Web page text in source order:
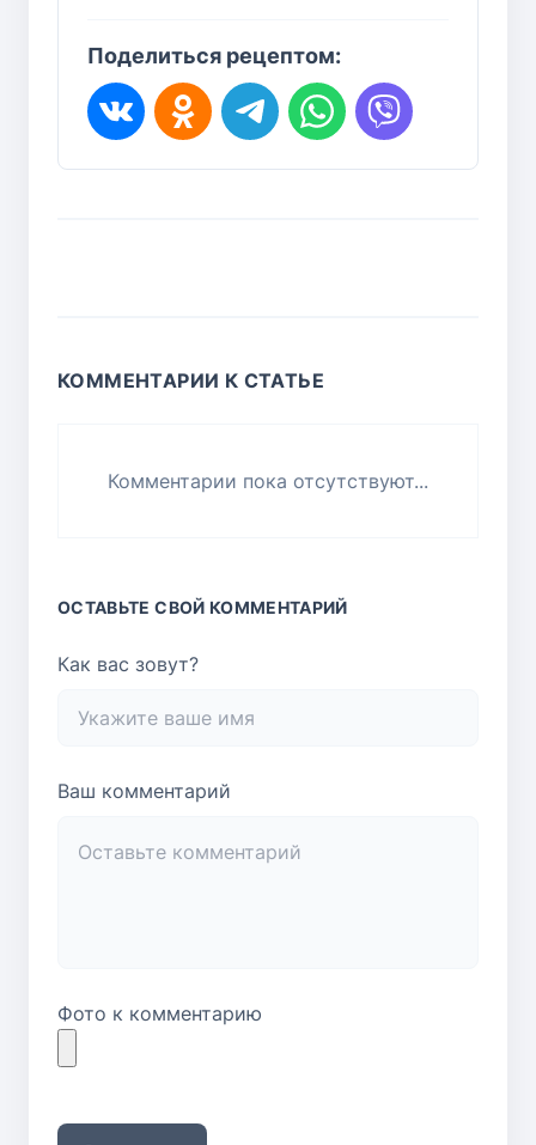
Поделиться рецептом:
КОММЕНТАРИИ К СТАТЬЕ
Комментарии пока отсутствуют...
ОСТАВЬТЕ СВОЙ КОММЕНТАРИЙ
Как вас зовут?
Ваш комментарий
Фото к комментарию